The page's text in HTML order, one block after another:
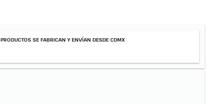
PRODUCTOS SE FABRICAN Y ENVÍAN DESDE CDMX